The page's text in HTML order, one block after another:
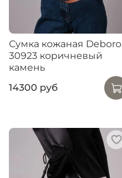
Сумка кожаная Deboro
30923 коричневый
камень
14300 руб